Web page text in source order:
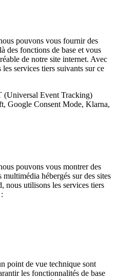
pouvons vous fournir des
des fonctions de base et vous
de notre site internet. Avec
services tiers suivants sur ce
(Universal Event Tracking)
Google Consent Mode, Klarna,
pouvons vous montrer des
hébergés sur des sites
nous utilisons les services tiers
point de vue technique sont
les fonctionnalités de base